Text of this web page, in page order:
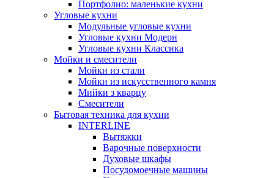
Портфолио: маленькие кухни
Угловые кухни
Модульные угловые кухни
Угловые кухни Модерн
Угловые кухни Классика
Мойки и смесители
Мойки из стали
Мойки из искусственного камня
Мийки з кварцу
Смесители
Бытовая техника для кухни
INTERLINE
Вытяжки
Варочные поверхности
Духовые шкафы
Посудомоечные машины